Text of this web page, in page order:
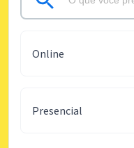
Online
Presencial